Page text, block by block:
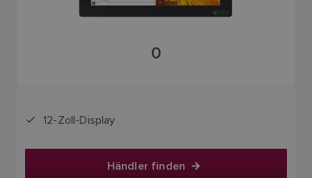
0
12-Zoll-Display
Händler finden